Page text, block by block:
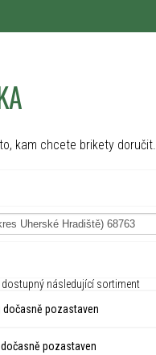
kam chcete brikety doručit.
následující sortiment
dočasně pozastaven
pozastaven